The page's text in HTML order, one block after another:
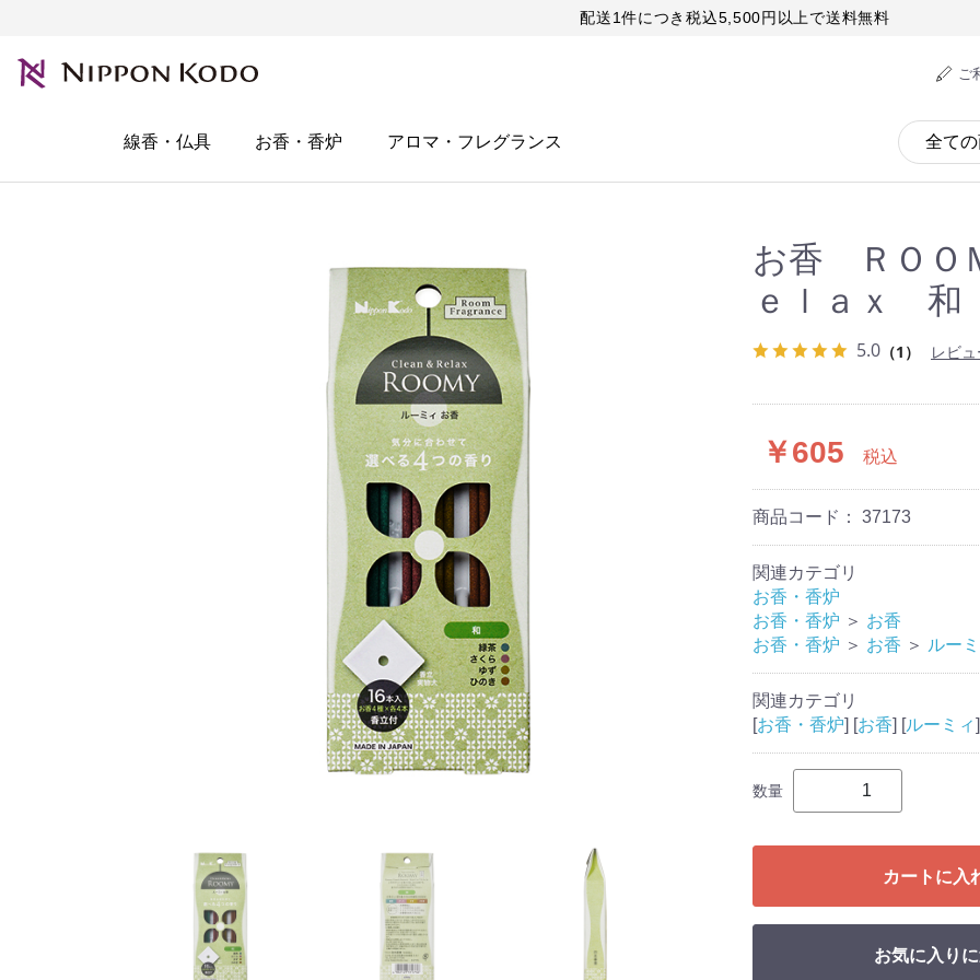
配送1件につき税込5,500円以上で送料無料
ご
線香・仏具 お香・香炉 アロマ・フレグランス
お香 ＲＯＯ
ｅｌａｘ 和
5.0 （1） レビ
￥605 税込
商品コード： 37173
関連カテゴリ
お香・香炉
お香・香炉 ＞ お香
お香・香炉 ＞ お香 ＞ ルー
関連カテゴリ
[お香・香炉] [お香] [ルーミィ]
数量
カートに入
お気に入り